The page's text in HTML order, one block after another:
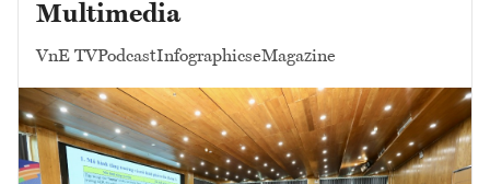
Multimedia
VnE TVPodcastInfographicseMagazine